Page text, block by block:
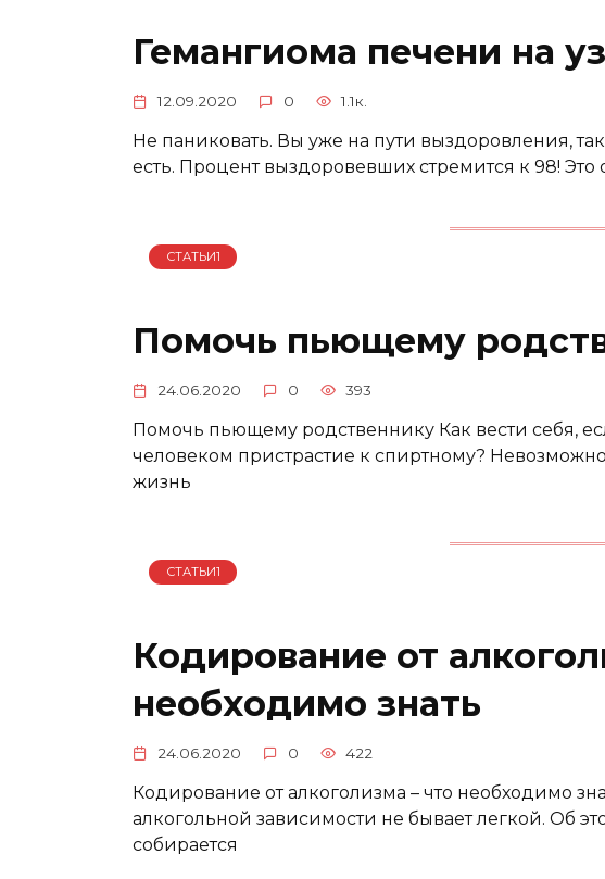
Гемангиома печени на
12.09.2020 0 1.1к.
Не паниковать. Вы уже на пути выздоровления,
есть. Процент выздоровевших стремится к 98! Это
СТАТЬИ1
Помочь пьющему
24.06.2020 0 393
Помочь пьющему родственнику Как вести себя,
человеком пристрастие к спиртному?
жизнь
СТАТЬИ1
Кодирование от
необходимо знать
24.06.2020 0 422
Кодирование от алкоголизма – что необходимо
алкогольной зависимости не бывает легкой. Об
собирается